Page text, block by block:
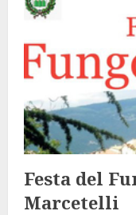
Festa del
Marcetelli